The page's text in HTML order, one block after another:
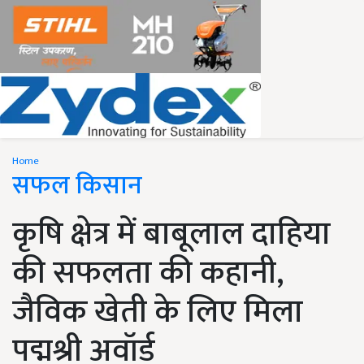
Home
सफल किसान
कृषि क्षेत्र में बाबूलाल दाहिया
की सफलता की कहानी,
जैविक खेती के लिए मिला
पद्मश्री अवॉर्ड